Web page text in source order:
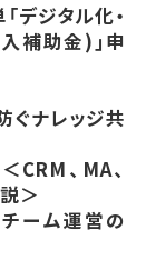
デジタル化・
補助金)」申
ぐナレッジ共
CRM、MA、
＞
ーム運営の